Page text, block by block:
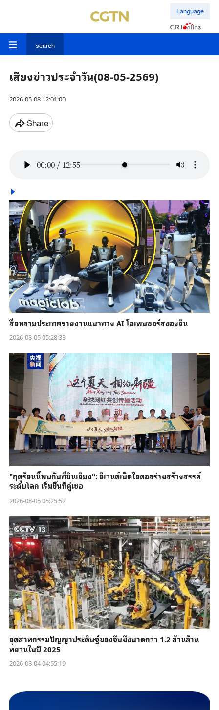
Language
search
เสียงข่าวประจำวัน(08-05-2569)
2026-05-08 12:01:00
Share
00:00 / 12:55
สื่อหลายประเทศรายงานแนวทาง AI โอเพนซอร์สของจีน
2026-08-05 05:28:33
"ฤดูร้อนนี้พบกันที่ซินเจียง": อีเวนต์เน็ตไอดอลร่วมสร้างสรรค์
ระดับโลก เริ่มขึ้นที่คู่เชอ
2026-08-05 05:25:52
อุตสาหกรรมปัญญาประดิษฐ์ของจีนมีขนาดกว่า 1.2 ล้านล้าน
หยวนในปี 2025
2026-08-04 04:55:19